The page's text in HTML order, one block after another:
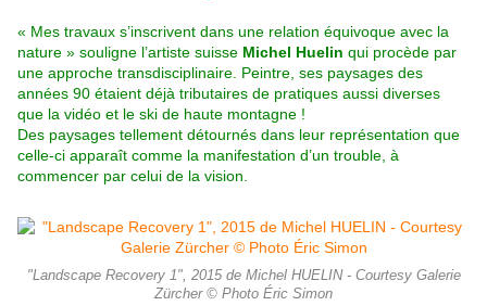
« Mes travaux s’inscrivent dans une relation équivoque avec la
nature » souligne l’artiste suisse Michel Huelin qui procède par
une approche transdisciplinaire. Peintre, ses paysages des
années 90 étaient déjà tributaires de pratiques aussi diverses
que la vidéo et le ski de haute montagne !
Des paysages tellement détournés dans leur représentation que
celle-ci apparaît comme la manifestation d’un trouble, à
commencer par celui de la vision.
"Landscape Recovery 1", 2015 de Michel HUELIN - Courtesy Galerie
Zürcher © Photo Éric Simon